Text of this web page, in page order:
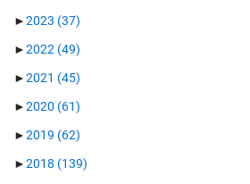
►2023 (37)
►2022 (49)
►2021 (45)
►2020 (61)
►2019 (62)
►2018 (139)